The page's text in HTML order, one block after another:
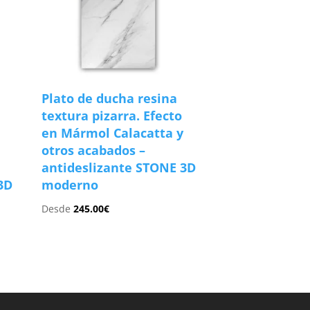
Plato de ducha resina
textura pizarra. Efecto
en Mármol Calacatta y
otros acabados –
antideslizante STONE 3D
moderno
Desde245.00€